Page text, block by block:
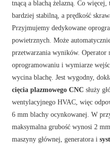
tnącą a blachą żelazną. Co
bardziej stabilną, a prędkość
Przyjmujemy dedykowane
powietrznych. Może
przetwarzania wyników. Operator
oprogramowaniu i wymiarze
wycina blachę. Jest wygodny,
cięcia plazmowego CNC służy
wentylacyjnego HVAC, więc
6 mm blachy ocynkowanej. W
maksymalna grubość wynosi 2
maszyny głównej, generatora i